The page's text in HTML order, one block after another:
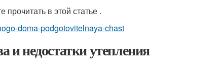
в этой статье .
doma-podgotovitelnaya-chast
и недостатки утепления